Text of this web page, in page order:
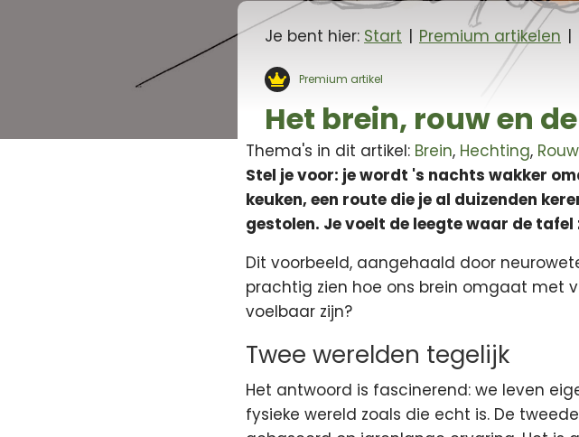
Je bent hier: Start | Premium artikelen |
Premium artikel
Het brein, rouw en
Thema's in dit artikel: Brein, Hechting, Rouw
Stel je voor: je wordt 's nachts wakker
keuken, een route die je al duizenden
gestolen. Je voelt de leegte waar de
Dit voorbeeld, aangehaald door
prachtig zien hoe ons brein omgaat met
voelbaar zijn?
Twee werelden tegelijk
Het antwoord is fascinerend: we leven
fysieke wereld zoals die echt is. De